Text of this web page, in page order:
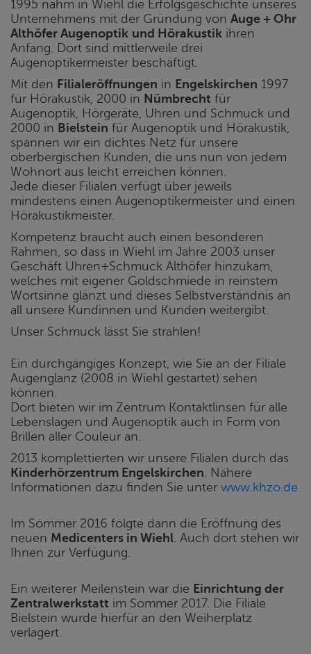
1995 nahm in Wiehl die Erfolgsgeschichte unseres
Unternehmens mit der Gründung von Auge + Ohr
Althöfer Augenoptik und Hörakustik ihren
Anfang. Dort sind mittlerweile drei
Augenoptikermeister beschäftigt.
Mit den Filialeröffnungen in Engelskirchen 1997
für Hörakustik, 2000 in Nümbrecht für
Augenoptik, Hörgeräte, Uhren und Schmuck und
2000 in Bielstein für Augenoptik und Hörakustik,
spannen wir ein dichtes Netz für unsere
oberbergischen Kunden, die uns nun von jedem
Wohnort aus leicht erreichen können.
Jede dieser Filialen verfügt über jeweils
mindestens einen Augenoptikermeister und einen
Hörakustikmeister.
Kompetenz braucht auch einen besonderen
Rahmen, so dass in Wiehl im Jahre 2003 unser
Geschäft Uhren+Schmuck Althöfer hinzukam,
welches mit eigener Goldschmiede in reinstem
Wortsinne glänzt und dieses Selbstverständnis an
all unsere Kundinnen und Kunden weitergibt.
Unser Schmuck lässt Sie strahlen!
Ein durchgängiges Konzept, wie Sie an der Filiale
Augenglanz (2008 in Wiehl gestartet) sehen
können.
Dort bieten wir im Zentrum Kontaktlinsen für alle
Lebenslagen und Augenoptik auch in Form von
Brillen aller Couleur an.
2013 komplettierten wir unsere Filialen durch das
Kinderhörzentrum Engelskirchen. Nähere
Informationen dazu finden Sie unter www.khzo.de
Im Sommer 2016 folgte dann die Eröffnung des
neuen Medicenters in Wiehl. Auch dort stehen wir
Ihnen zur Verfügung.
Ein weiterer Meilenstein war die Einrichtung der
Zentralwerkstatt im Sommer 2017. Die Filiale
Bielstein wurde hierfür an den Weiherplatz
verlagert.